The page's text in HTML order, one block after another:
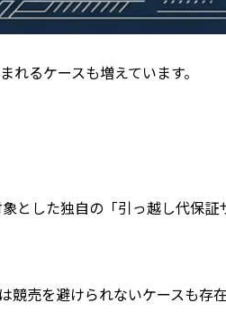
るケースも増えています。
とした独自の「引っ越し代保証
売を避けられないケースも存在